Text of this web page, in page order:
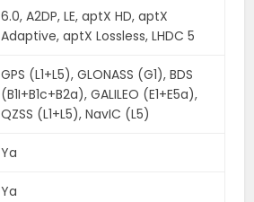
6.0, A2DP, LE, aptX HD, aptX
Adaptive, aptX Lossless, LHDC 5
GPS (L1+L5), GLONASS (G1), BDS
(B1I+B1c+B2a), GALILEO (E1+E5a),
QZSS (L1+L5), NavIC (L5)
Ya
Ya